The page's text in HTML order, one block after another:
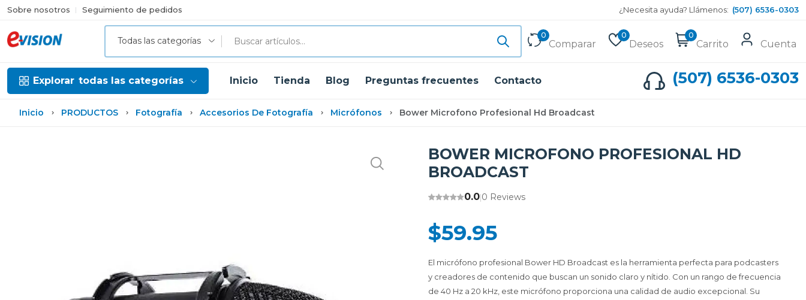
Sobre nosotros Seguimiento de pedidos ¿Necesita ayuda? Llámenos: (507) 6536-0303
Todas las categorías
0
Comparar
0
Deseos
0
Carrito Cuenta
Explorar todas las categorías Inicio Tienda Blog Preguntas frecuentes Contacto (507) 6536-0303
Inicio PRODUCTOS Fotografía Accesorios De Fotografía Micrófonos Bower Microfono Profesional Hd Broadcast
BOWER MICROFONO PROFESIONAL HD
BROADCAST
0.0|0 Reviews
$59.95
El micrófono profesional Bower HD Broadcast es la herramienta perfecta para podcasters
y creadores de contenido que buscan un sonido claro y nítido. Con un rango de frecuencia
de 40 Hz a 20 kHz, este micrófono proporciona una calidad de audio excepcional. Su